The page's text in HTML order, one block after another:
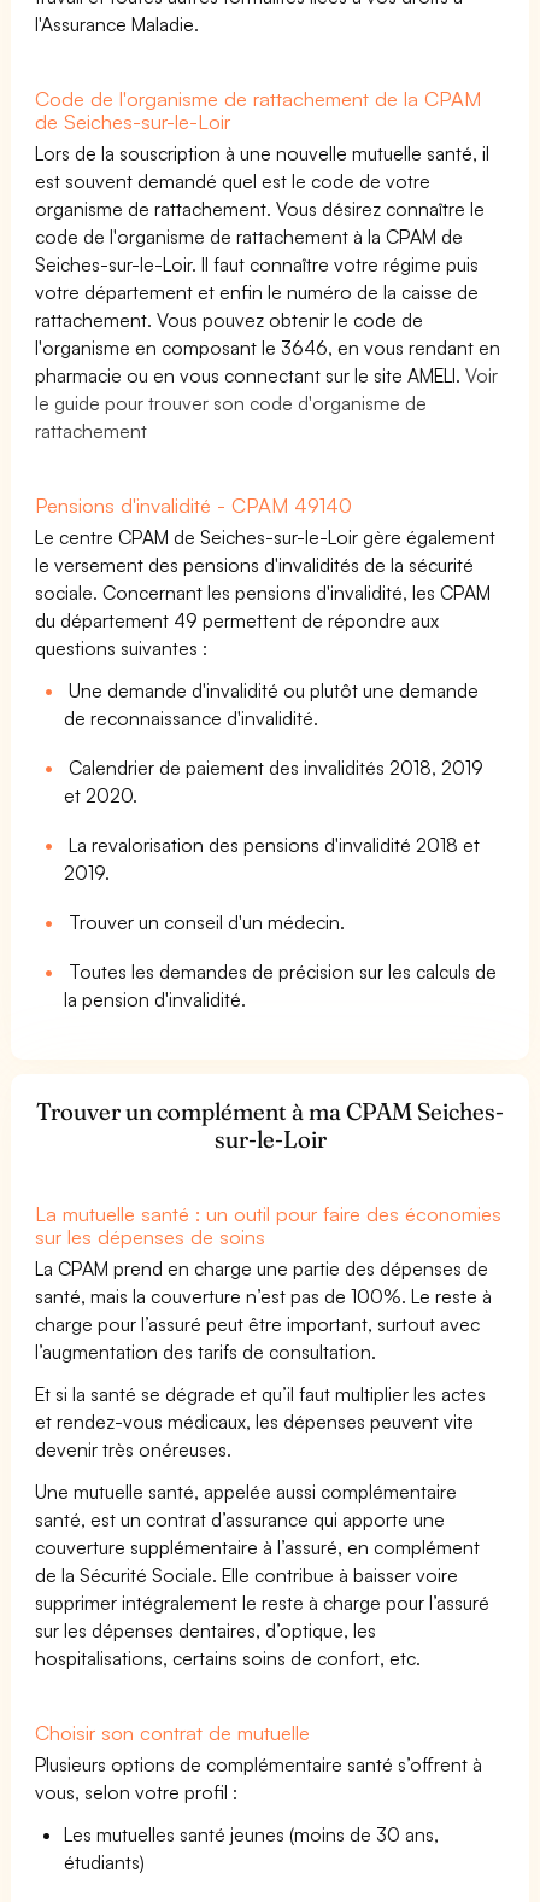
l'Assurance Maladie.
Code de l'organisme de rattachement de la CPAM
de Seiches-sur-le-Loir
Lors de la souscription à une nouvelle mutuelle santé, il
est souvent demandé quel est le code de votre
organisme de rattachement. Vous désirez connaître le
code de l'organisme de rattachement à la CPAM de
Seiches-sur-le-Loir. Il faut connaître votre régime puis
votre département et enfin le numéro de la caisse de
rattachement. Vous pouvez obtenir le code de
l'organisme en composant le 3646, en vous rendant en
pharmacie ou en vous connectant sur le site AMELI.Voir
le guide pour trouver son code d'organisme de
rattachement
Pensions d'invalidité - CPAM 49140
Le centre CPAM de Seiches-sur-le-Loir gère également
le versement des pensions d'invalidités de la sécurité
sociale. Concernant les pensions d'invalidité, les CPAM
du département 49 permettent de répondre aux
questions suivantes :
Une demande d'invalidité ou plutôt une demande
de reconnaissance d'invalidité.
Calendrier de paiement des invalidités 2018, 2019
et 2020.
La revalorisation des pensions d'invalidité 2018 et
2019.
Trouver un conseil d'un médecin.
Toutes les demandes de précision sur les calculs de
la pension d'invalidité.
Trouver un complément à ma CPAM Seiches-
sur-le-Loir
La mutuelle santé : un outil pour faire des économies
sur les dépenses de soins
La CPAM prend en charge une partie des dépenses de
santé, mais la couverture n’est pas de 100%. Le reste à
charge pour l’assuré peut être important, surtout avec
l’augmentation des tarifs de consultation.
Et si la santé se dégrade et qu’il faut multiplier les actes
et rendez-vous médicaux, les dépenses peuvent vite
devenir très onéreuses.
Une mutuelle santé, appelée aussi complémentaire
santé, est un contrat d’assurance qui apporte une
couverture supplémentaire à l’assuré, en complément
de la Sécurité Sociale. Elle contribue à baisser voire
supprimer intégralement le reste à charge pour l’assuré
sur les dépenses dentaires, d’optique, les
hospitalisations, certains soins de confort, etc.
Choisir son contrat de mutuelle
Plusieurs options de complémentaire santé s’offrent à
vous, selon votre profil :
Les mutuelles santé jeunes (moins de 30 ans,
étudiants)